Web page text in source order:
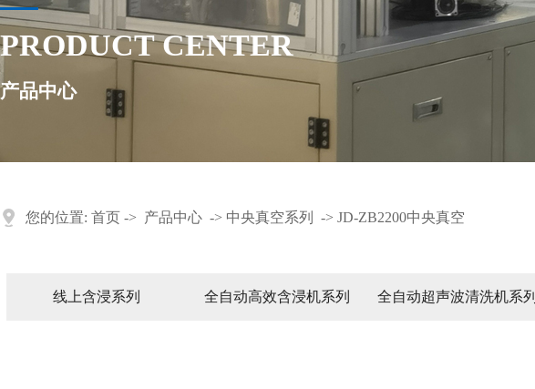
PRODUCT CENTER
产品中心
您的位置: 首页 -> 产品中心 -> 中央真空系列 -> JD-ZB2200中央真空
线上含浸系列 全自动高效含浸机系列 全自动超声波清洗机系列